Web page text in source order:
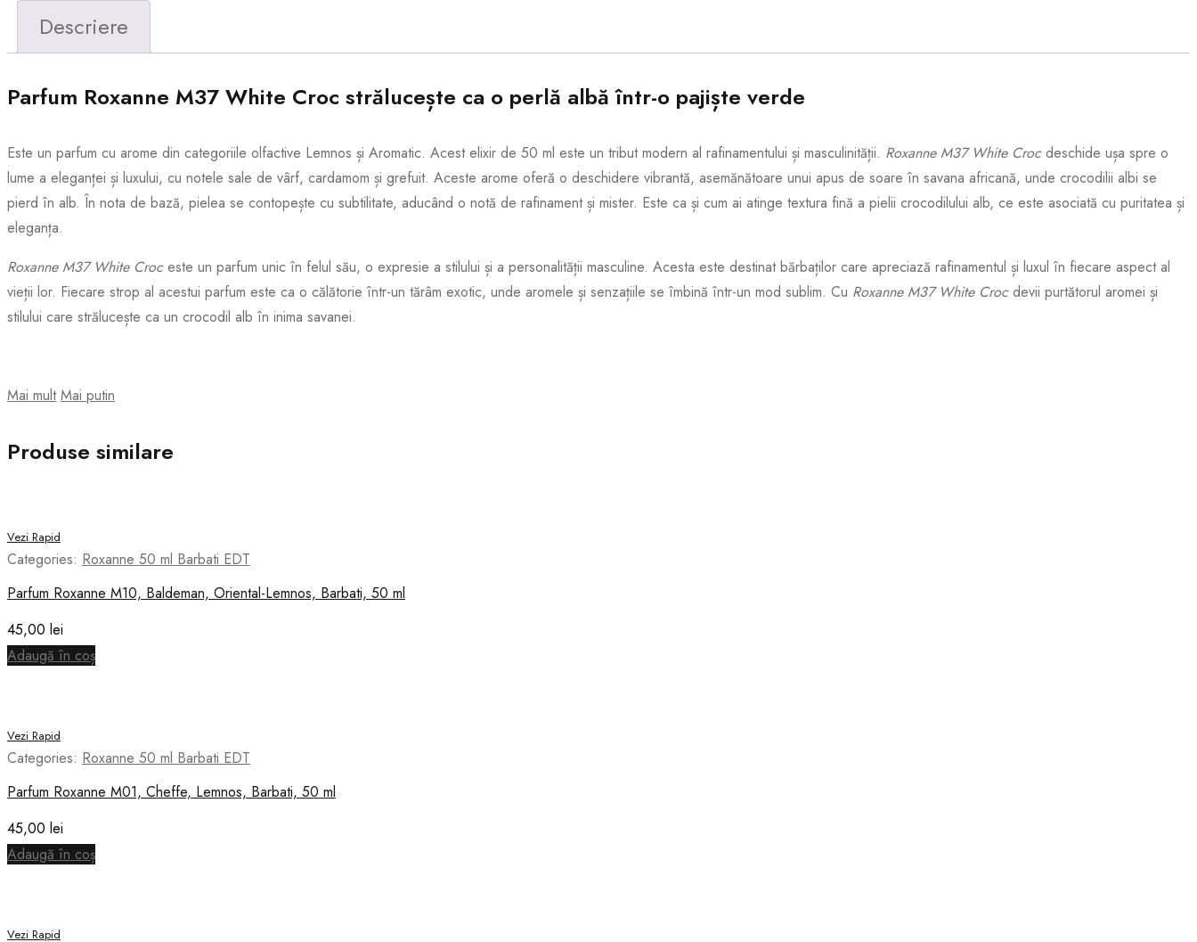
ml
Descriere
Parfum Roxanne M37 White Croc strălucește ca o perlă albă într-o pajiște verde
Este un parfum cu arome din categoriile olfactive Lemnos și Aromatic. Acest elixir de 50 ml este un tribut modern al rafinamentului și masculinității. Roxanne M37 White Crocdeschide ușa spre o
lume a eleganței și luxului, cu notele sale de vârf, cardamom și grefuit. Aceste arome oferă o deschidere vibrantă, asemănătoare unui apus de soare în savana africană, unde crocodilii albi se
pierd în alb. În nota de bază, pielea se contopește cu subtilitate, aducând o notă de rafinament și mister. Este ca și cum ai atinge textura fină a pielii crocodilului alb, ce este asociată cu puritatea și
eleganța.
Roxanne M37 White Croceste un parfum unic în felul său, o expresie a stilului și a personalității masculine. Acesta este destinat bărbaților care apreciază rafinamentul și luxul în fiecare aspect al
vieții lor. Fiecare strop al acestui parfum este ca o călătorie într-un tărâm exotic, unde aromele și senzațiile se îmbină într-un mod sublim. Cu Roxanne M37 White Crocdevii purtătorul aromei și
stilului care strălucește ca un crocodil alb în inima savanei.
Mai mult Mai putin
Produse similare
Vezi Rapid
Categories: Roxanne 50 ml Barbati EDT
Parfum Roxanne M10, Baldeman, Oriental-Lemnos, Barbati, 50 ml
45,00 lei
Adaugă în coș
Vezi Rapid
Categories: Roxanne 50 ml Barbati EDT
Parfum Roxanne M01, Cheffe, Lemnos, Barbati, 50 ml
45,00 lei
Adaugă în coș
Vezi Rapid